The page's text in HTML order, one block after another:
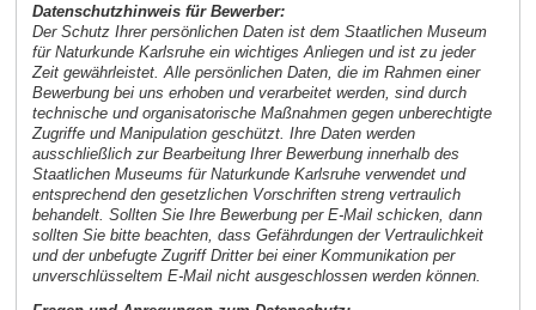
Datenschutzhinweis für Bewerber:
Der Schutz Ihrer persönlichen Daten ist dem Staatlichen Museum
für Naturkunde Karlsruhe ein wichtiges Anliegen und ist zu jeder
Zeit gewährleistet. Alle persönlichen Daten, die im Rahmen einer
Bewerbung bei uns erhoben und verarbeitet werden, sind durch
technische und organisatorische Maßnahmen gegen unberechtigte
Zugriffe und Manipulation geschützt. Ihre Daten werden
ausschließlich zur Bearbeitung Ihrer Bewerbung innerhalb des
Staatlichen Museums für Naturkunde Karlsruhe verwendet und
entsprechend den gesetzlichen Vorschriften streng vertraulich
behandelt. Sollten Sie Ihre Bewerbung per E-Mail schicken, dann
sollten Sie bitte beachten, dass Gefährdungen der Vertraulichkeit
und der unbefugte Zugriff Dritter bei einer Kommunikation per
unverschlüsseltem E-Mail nicht ausgeschlossen werden können.